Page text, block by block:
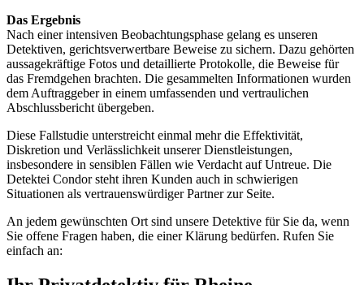
Das Ergebnis
Nach einer intensiven Beobachtungsphase gelang es unseren
Detektiven, gerichtsverwertbare Beweise zu sichern. Dazu gehörten
aussagekräftige Fotos und detaillierte Protokolle, die Beweise für
das Fremdgehen brachten. Die gesammelten Informationen wurden
dem Auftraggeber in einem umfassenden und vertraulichen
Abschlussbericht übergeben.
Diese Fallstudie unterstreicht einmal mehr die Effektivität,
Diskretion und Verlässlichkeit unserer Dienstleistungen,
insbesondere in sensiblen Fällen wie Verdacht auf Untreue. Die
Detektei Condor steht ihren Kunden auch in schwierigen
Situationen als vertrauenswürdiger Partner zur Seite.
An jedem gewünschten Ort sind unsere Detektive für Sie da, wenn
Sie offene Fragen haben, die einer Klärung bedürfen. Rufen Sie
einfach an: